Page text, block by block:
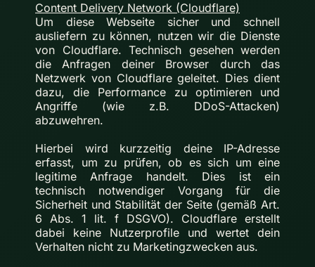
Content Delivery Network (Cloudflare)
Um diese Webseite sicher und schnell
ausliefern zu können, nutzen wir die Dienste
von Cloudflare. Technisch gesehen werden
die Anfragen deiner Browser durch das
Netzwerk von Cloudflare geleitet. Dies dient
dazu, die Performance zu optimieren und
Angriffe (wie z.B. DDoS-Attacken)
abzuwehren.
Hierbei wird kurzzeitig deine IP-Adresse
erfasst, um zu prüfen, ob es sich um eine
legitime Anfrage handelt. Dies ist ein
technisch notwendiger Vorgang für die
Sicherheit und Stabilität der Seite (gemäß Art.
6 Abs. 1 lit. f DSGVO). Cloudflare erstellt
dabei keine Nutzerprofile und wertet dein
Verhalten nicht zu Marketingzwecken aus.